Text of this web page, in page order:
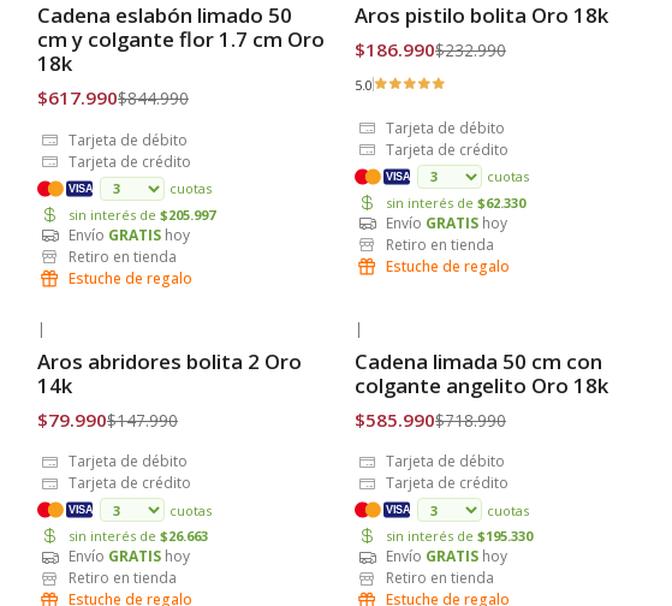
Envío Gratis
Cadena eslabón limado 50
cm y colgante flor 1.7 cm Oro
18k
$617.990$844.990
Tarjeta de débito
Tarjeta de crédito
VISA
cuotas
sin interés de $205.997
Envío GRATIS hoy
Retiro en tienda
Estuche de regalo
Envío Gratis
Aros pistilo bolita Oro 18k
$186.990$232.990
5.0
Tarjeta de débito
Tarjeta de crédito
VISA
cuotas
sin interés de $62.330
Envío GRATIS hoy
Retiro en tienda
Estuche de regalo
Envío Gratis
|
Aros abridores bolita 2 Oro
14k
$79.990$147.990
Tarjeta de débito
Tarjeta de crédito
VISA
cuotas
sin interés de $26.663
Envío GRATIS hoy
Retiro en tienda
Estuche de regalo
Envío Gratis
|
Cadena limada 50 cm con
colgante angelito Oro 18k
$585.990$718.990
Tarjeta de débito
Tarjeta de crédito
VISA
cuotas
sin interés de $195.330
Envío GRATIS hoy
Retiro en tienda
Estuche de regalo